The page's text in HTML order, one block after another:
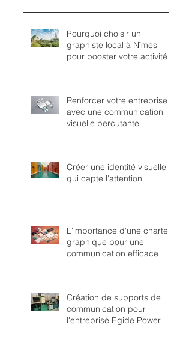
Pourquoi choisir un
graphiste local à Nîmes
pour booster votre activité ?
Renforcer votre entreprise
avec une communication
visuelle percutante
Créer une identité visuelle
qui capte l'attention
L'importance d'une charte
graphique pour une
communication efficace
Création de supports de
communication pour
l'entreprise Egide Power